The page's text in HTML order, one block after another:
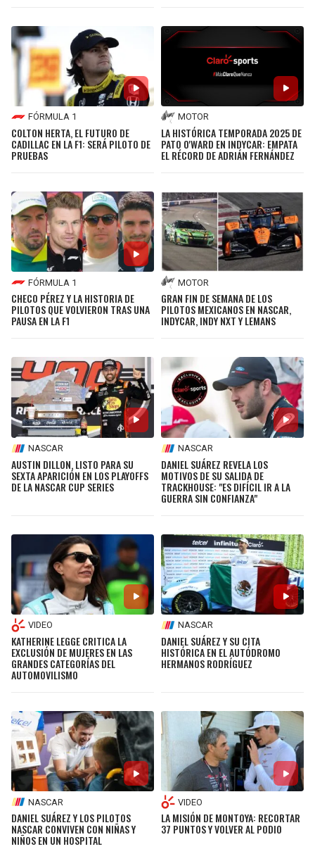
FÓRMULA 1
COLTON HERTA, EL FUTURO DE
CADILLAC EN LA F1: SERÁ PILOTO DE
PRUEBAS
MOTOR
LA HISTÓRICA TEMPORADA 2025 DE
PATO O'WARD EN INDYCAR: EMPATA
EL RÉCORD DE ADRIÁN FERNÁNDEZ
FÓRMULA 1
CHECO PÉREZ Y LA HISTORIA DE
PILOTOS QUE VOLVIERON TRAS UNA
PAUSA EN LA F1
MOTOR
GRAN FIN DE SEMANA DE LOS
PILOTOS MEXICANOS EN NASCAR,
INDYCAR, INDY NXT Y LEMANS
NASCAR
AUSTIN DILLON, LISTO PARA SU
SEXTA APARICIÓN EN LOS PLAYOFFS
DE LA NASCAR CUP SERIES
NASCAR
DANIEL SUÁREZ REVELA LOS
MOTIVOS DE SU SALIDA DE
TRACKHOUSE: "ES DIFÍCIL IR A LA
GUERRA SIN CONFIANZA"
VIDEO
KATHERINE LEGGE CRITICA LA
EXCLUSIÓN DE MUJERES EN LAS
GRANDES CATEGORÍAS DEL
AUTOMOVILISMO
NASCAR
DANIEL SUÁREZ Y SU CITA
HISTÓRICA EN EL AUTÓDROMO
HERMANOS RODRÍGUEZ
NASCAR
DANIEL SUÁREZ Y LOS PILOTOS
NASCAR CONVIVEN CON NIÑAS Y
NIÑOS EN UN HOSPITAL
VIDEO
LA MISIÓN DE MONTOYA: RECORTAR
37 PUNTOS Y VOLVER AL PODIO